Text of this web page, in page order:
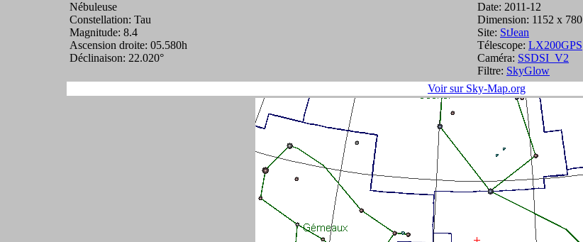
Nébuleuse
Constellation: Tau
Magnitude: 8.4
Ascension droite: 05.580h
Déclinaison: 22.020°
Date: 2011-12
Dimension: 1152 x 780
Site: StJean
Télescope: LX200GPS
Caméra: SSDSI_V2
Filtre: SkyGlow
Voir sur Sky-Map.org